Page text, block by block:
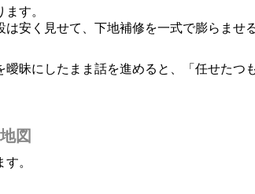
す。
安く見せて、下地補修を一式で膨らませ
昧にしたまま話を進めると、「任せたつ
図
。